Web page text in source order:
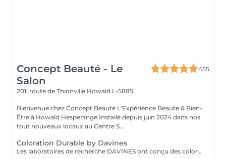
Concept Beauté - Le
Salon
455
201, route de Thionville Howald L-5885
Bienvenue chez Concept Beauté L'Expérience Beauté & Bien-
Être à Howald Hesperange Installé depuis juin 2024 dans nos
tout nouveaux locaux au Centre S...
Coloration Durable by Davines
Les laboratoires de recherche DAVINES ont conçu des colorations innovantes qui renforcent la fibre capillaire, capable de créer encore plus d'éclat, d'éclaircir délicatement et selon votre besoin, de couvrir les cheveux blancs en douceur et durablement, avec une brillance riche en reflets et des résultats couleur dimensionnels. Nos services coloration Davines : - Mask, système de coloration permanente, tenue longue durée, couvrance parfaite des cheveux blancs - A New Color, système de coloration permanente sans ammoniaque. Couleur Davines Éclat, Soin & Respect du Cheveu La coloration Davines allie performance et respect de la fibre capillaire grâce à des formules enrichies en ingrédients naturels et durables. Que vous souhaitiez une couleur intense, un effet naturel ou un reflet subtil, nos experts vous conseillent pour un résultat sur mesure, lumineux et longue tenue. Pourquoi choisir la coloration Davines ? Formules douces pour un confort optimal Couleurs éclatantes et longue tenue grâce aux pigments de haute qualité Respect de la fibre capillaire avec des ingrédients nourrissants et protecteurs Adapté à toutes les envies : couverture des cheveux blancs, reflets naturels, couleurs intenses Déroulement du soin : 1 Diagnostic couleur pour définir la nuance idéale selon votre teint et votre base naturelle 2 Application de la coloration Davines avec une technique adaptée (racines, mèches, balayage) 3 Temps de pose optimisé pour garantir un résultat homogène et lumineux 4 Soin profond nourrissant pour préserver la douceur et la brillance des cheveux 5 Coiffage et révélation de la couleur pour sublimer votre nouvelle teinte Résultat : une couleur vibrante, brillante et pleine de vie, tout en douceur ! Entretien : Prolongez l'éclat de votre couleur avec les soins adaptés Davines recommandés par nos experts.